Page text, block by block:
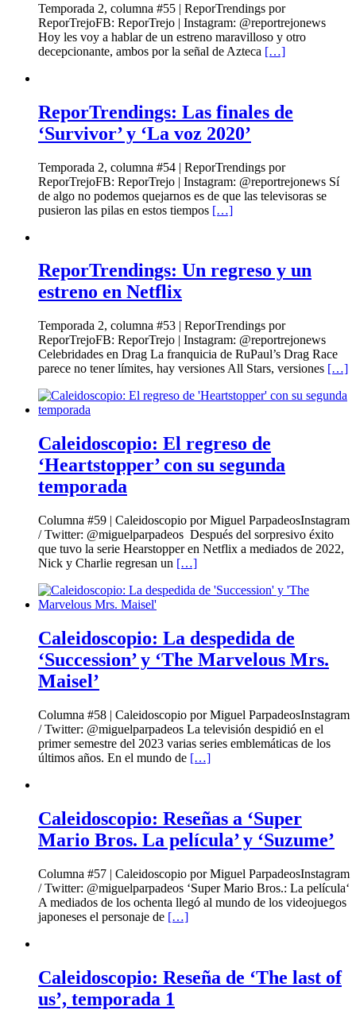
Temporada 2, columna #55 | ReporTrendings por
ReporTrejoFB: ReporTrejo | Instagram: @reportrejonews
Hoy les voy a hablar de un estreno maravilloso y otro
decepcionante, ambos por la señal de Azteca […]
ReporTrendings: Las finales de
‘Survivor’ y ‘La voz 2020’
Temporada 2, columna #54 | ReporTrendings por
ReporTrejoFB: ReporTrejo | Instagram: @reportrejonews Sí
de algo no podemos quejarnos es de que las televisoras se
pusieron las pilas en estos tiempos […]
ReporTrendings: Un regreso y un
estreno en Netflix
Temporada 2, columna #53 | ReporTrendings por
ReporTrejoFB: ReporTrejo | Instagram: @reportrejonews
Celebridades en Drag La franquicia de RuPaul’s Drag Race
parece no tener límites, hay versiones All Stars, versiones […]
Caleidoscopio: El regreso de
‘Heartstopper’ con su segunda
temporada
Columna #59 | Caleidoscopio por Miguel ParpadeosInstagram
/ Twitter: @miguelparpadeos Después del sorpresivo éxito
que tuvo la serie Hearstopper en Netflix a mediados de 2022,
Nick y Charlie regresan un […]
Caleidoscopio: La despedida de
‘Succession’ y ‘The Marvelous Mrs.
Maisel’
Columna #58 | Caleidoscopio por Miguel ParpadeosInstagram
/ Twitter: @miguelparpadeos La televisión despidió en el
primer semestre del 2023 varias series emblemáticas de los
últimos años. En el mundo de […]
Caleidoscopio: Reseñas a ‘Super
Mario Bros. La película’ y ‘Suzume’
Columna #57 | Caleidoscopio por Miguel ParpadeosInstagram
/ Twitter: @miguelparpadeos ‘Super Mario Bros.: La película‘
A mediados de los ochenta llegó al mundo de los videojuegos
japoneses el personaje de […]
Caleidoscopio: Reseña de ‘The last of
us’, temporada 1